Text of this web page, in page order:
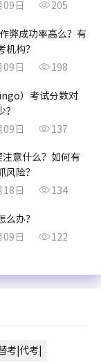
09日
205
弊成功率高么？有
机构？
09日
198
）考试分数对
？
09日
137
意什么？如何有
风险？
18日
134
么办？
09日
122
考|代考|